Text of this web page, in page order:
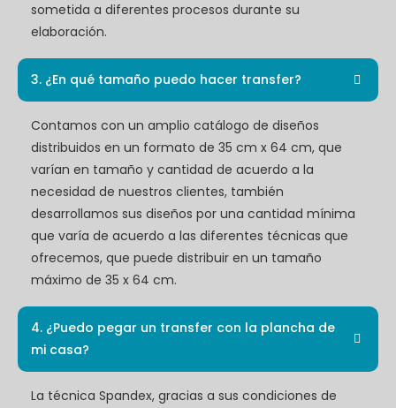
sometida a diferentes procesos durante su
elaboración.
3. ¿En qué tamaño puedo hacer transfer?
Contamos con un amplio catálogo de diseños
distribuidos en un formato de 35 cm x 64 cm, que
varían en tamaño y cantidad de acuerdo a la
necesidad de nuestros clientes, también
desarrollamos sus diseños por una cantidad mínima
que varía de acuerdo a las diferentes técnicas que
ofrecemos, que puede distribuir en un tamaño
máximo de 35 x 64 cm.
4. ¿Puedo pegar un transfer con la plancha de
mi casa?
La técnica Spandex, gracias a sus condiciones de